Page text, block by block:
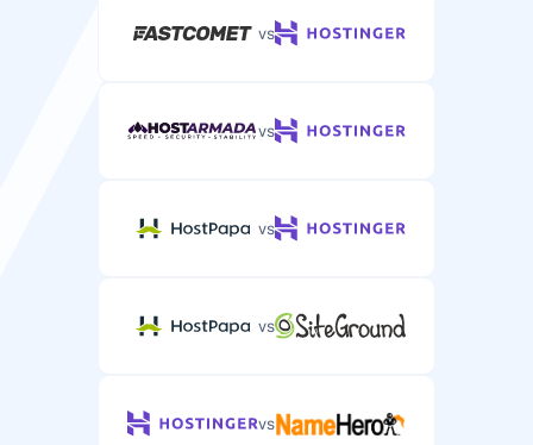
vs
vs
vs
vs
vs